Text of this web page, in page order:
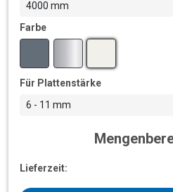
4000 mm
Farbe
Für Plattenstärke
6 - 11 mm
Lieferzeit: